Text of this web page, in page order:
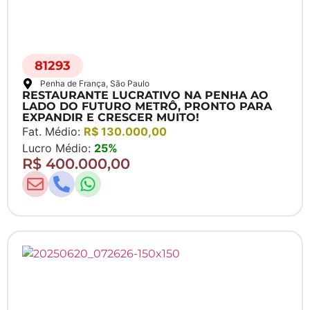
81293
Penha de França, São Paulo
RESTAURANTE LUCRATIVO NA PENHA AO
LADO DO FUTURO METRÔ, PRONTO PARA
EXPANDIR E CRESCER MUITO!
Fat. Médio: R$ 130.000,00
Lucro Médio: 25%
R$ 400.000,00